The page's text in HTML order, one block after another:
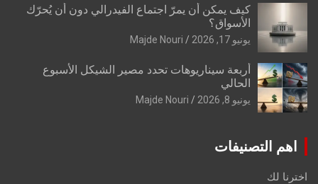
كيف يمكن أن يمرّ اجتماع الفيدرالي دون أن يُحرّك
الأسواق؟
يونيو 17, 2026 Majde Nouri
أربعة سيناريوهات تحدد مصير الشيكل الأسبوع
الحالي
يونيو 8, 2026 Majde Nouri
اهم التصنيفات
اخترنا لك